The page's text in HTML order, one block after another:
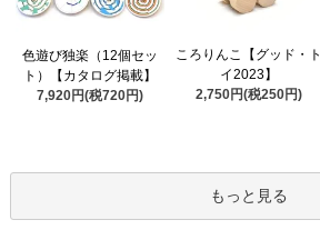
色遊び独楽（12個セッ
ト）【カタログ掲載】
7,920円(税720円)
ころりんこ【グッド・ト
イ2023】
2,750円(税250円)
もっと見る